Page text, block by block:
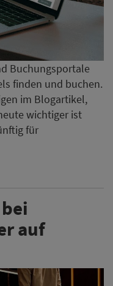
Buchungsportale
finden und buchen.
im Blogartikel,
wichtiger ist
für
auf